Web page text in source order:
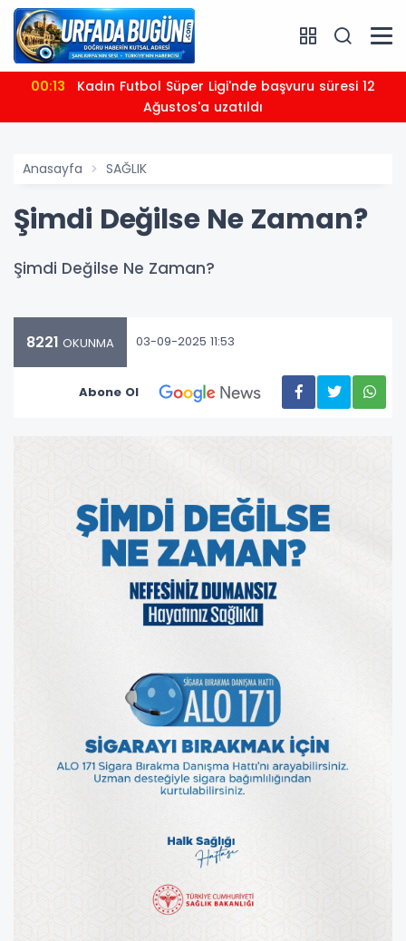
00:13
Ağustos'a uzatıldı
Anasayfa SAĞLIK
Şimdi Değilse Ne Zaman?
Şimdi Değilse Ne Zaman?
8221 OKUNMA 03-09-2025 11:53
Abone Ol